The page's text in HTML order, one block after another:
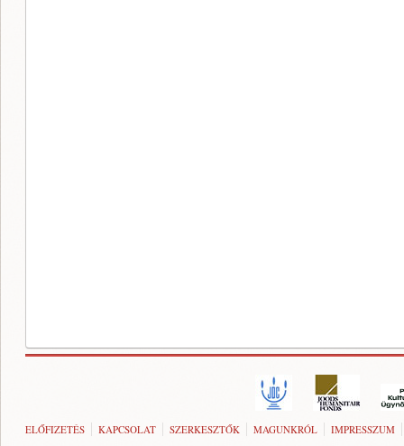
ELŐFIZETÉS KAPCSOLAT SZERKESZTŐK MAGUNKRÓL IMPRESSZUM